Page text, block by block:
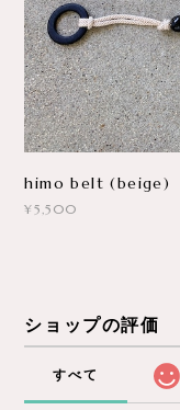
himo belt (beige)
¥5,500
ショップの評価
すべて